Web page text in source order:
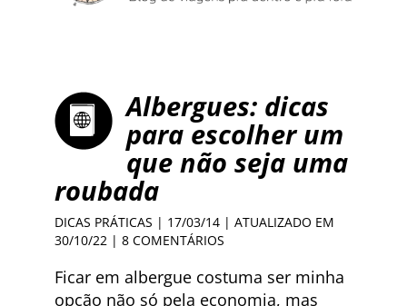
Albergues: dicas
para escolher um
que não seja uma
roubada
DICAS PRÁTICAS | 17/03/14 | ATUALIZADO EM
30/10/22 | 8 COMENTÁRIOS
Ficar em albergue costuma ser minha
opção não só pela economia, mas